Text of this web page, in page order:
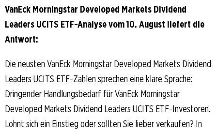
VanEck Morningstar Developed Markets Dividend
Leaders UCITS ETF-Analyse vom 10. August liefert die
Antwort:
Die neusten VanEck Morningstar Developed Markets Dividend
Leaders UCITS ETF-Zahlen sprechen eine klare Sprache:
Dringender Handlungsbedarf für VanEck Morningstar
Developed Markets Dividend Leaders UCITS ETF-Investoren.
Lohnt sich ein Einstieg oder sollten Sie lieber verkaufen? In